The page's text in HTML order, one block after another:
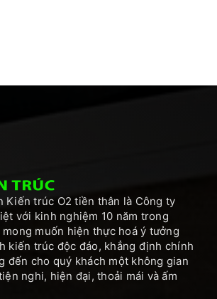
Kiến trúc O2 tiền thân là Công ty
với kinh nghiệm 10 năm trong
muốn hiện thực hoá ý tưởng
kiến trúc độc đáo, khẳng định chính
đến cho quý khách một không gian
nghi, hiện đại, thoải mái và ấm